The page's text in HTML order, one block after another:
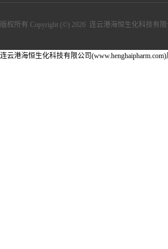
版权所有 Copyright (©) 2026 连云港海恒生化科技有限
连云港海恒生化科技有限公司